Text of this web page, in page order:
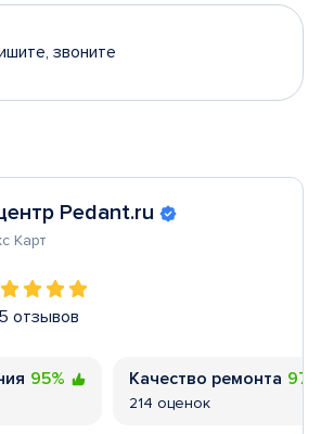
звоните
Pedant.ru
Карт
отзывов
95% Качество ремонта
214 оценок